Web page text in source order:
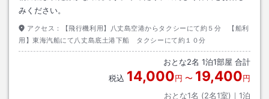
みください。
アクセス：
【飛行機利用】八丈島空港からタクシーにて約５分 【船利
用】東海汽船にて八丈島底土港下船 タクシーにて約１０分
おとな2名 1泊1部屋 合計
税込 14,000円 〜 19,400円
おとな1名 (2名1室)｜ 1泊